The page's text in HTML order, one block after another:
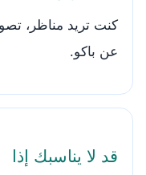
كنت تريد مناظر،
عن باكو.
قد لا يناسبك إذا